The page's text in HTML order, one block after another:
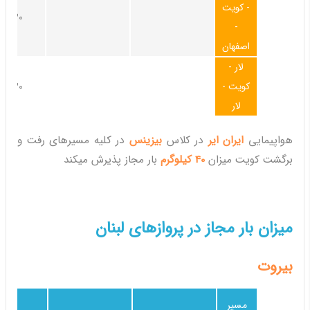
30کیلوگرم
- کویت
-
اصفهان
30کیلوگرم
لار -
کویت -
لار
هواپیمایی ایران ایر در کلاس بیزینس در کلیه مسیرهای رفت و
برگشت کویت میزان 40 کیلوگرم بار مجاز پذیرش میکند
میزان بار مجاز در پروازهای لبنان
بیروت
مسیر